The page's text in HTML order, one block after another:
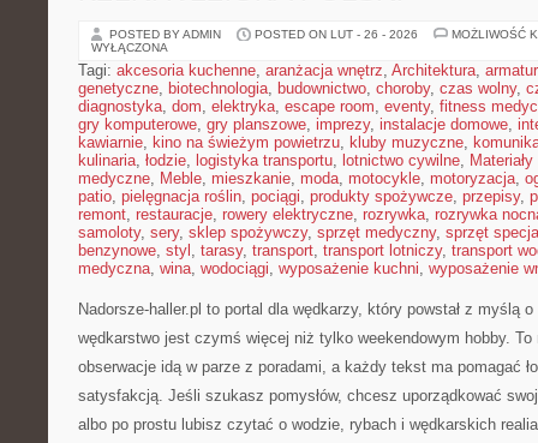
POSTED BY ADMIN POSTED ON LUT - 26 - 2026
MOŻLIWOŚĆ
WYŁĄCZONA
Tagi: akcesoria kuchenne, aranżacja wnętrz, Architektura,
genetyczne, biotechnologia, budownictwo, choroby, czas wolny,
diagnostyka, dom, elektryka, escape room, eventy, fitness
gry komputerowe, gry planszowe, imprezy, instalacje domowe,
kawiarnie, kino na świeżym powietrzu, kluby muzyczne,
kulinaria, łodzie, logistyka transportu, lotnictwo cywilne,
medyczne, Meble, mieszkanie, moda, motocykle, motoryzacja,
patio, pielęgnacja roślin, pociągi, produkty spożywcze, przepisy,
remont, restauracje, rowery elektryczne, rozrywka, rozrywka
samoloty, sery, sklep spożywczy, sprzęt medyczny, sprzęt
benzynowe, styl , tarasy, transport, transport lotniczy, transport
medyczna, wina, wodociągi, wyposażenie kuchni, wyposażenie
Nadorsze-haller.pl to portal dla wędkarzy, który powstał z myślą
wędkarstwo jest czymś więcej niż tylko weekendowym hobby.
obserwacje idą w parze z poradami, a każdy tekst ma pomagać
satysfakcją. Jeśli szukasz pomysłów, chcesz uporządkować
albo po prostu lubisz czytać o wodzie, rybach i wędkarskich